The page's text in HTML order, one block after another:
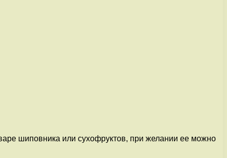
шиповника или сухофруктов, при желании ее можно